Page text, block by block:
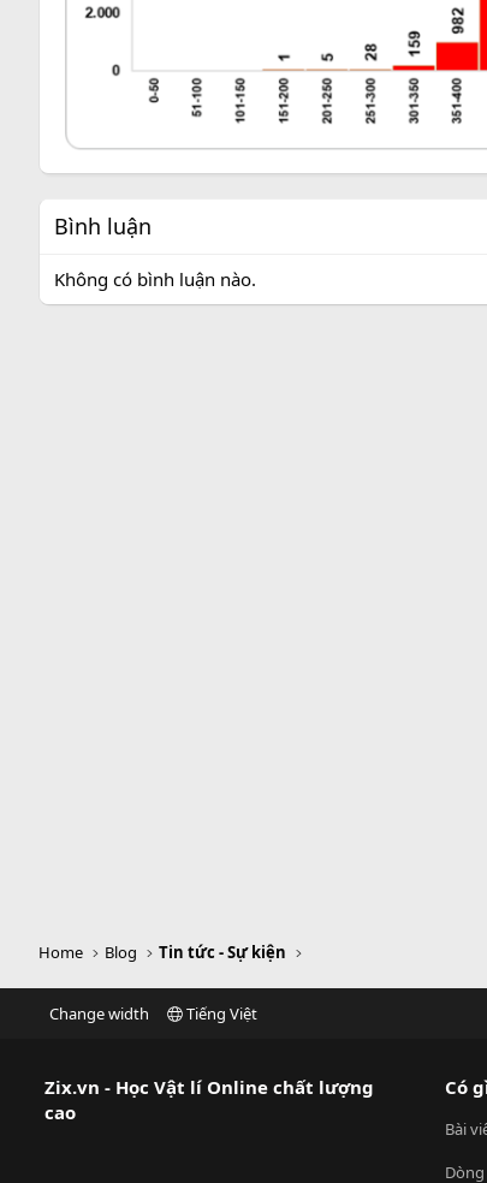
Bình luận
Không có bình luận nào.
Home Blog Tin tức - Sự kiện
Change width Tiếng Việt
Zix.vn - Học Vật lí Online chất lượng
cao
Có
Bài